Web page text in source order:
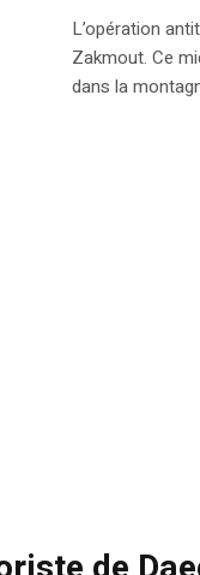
L’opération
Zakmout. Ce
dans la